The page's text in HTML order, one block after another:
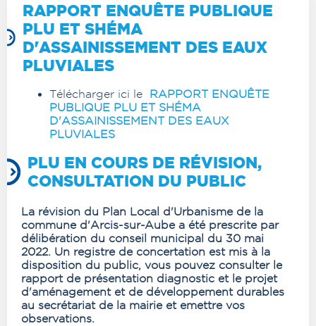
RAPPORT ENQUÊTE PUBLIQUE
PLU ET SHÉMA
D'ASSAINISSEMENT DES EAUX
PLUVIALES
Télécharger ici le
RAPPORT ENQUÊTE
PUBLIQUE PLU ET SHÉMA
D'ASSAINISSEMENT DES EAUX
PLUVIALES
PLU EN COURS DE RÉVISION,
CONSULTATION DU PUBLIC
La révision du Plan Local d'Urbanisme de la
commune d'Arcis-sur-Aube a été prescrite par
délibération du conseil municipal du 30 mai
2022. Un registre de concertation est mis à la
disposition du public, vous pouvez consulter le
rapport de présentation diagnostic et le projet
d'aménagement et de développement durables
au secrétariat de la mairie et emettre vos
observations.